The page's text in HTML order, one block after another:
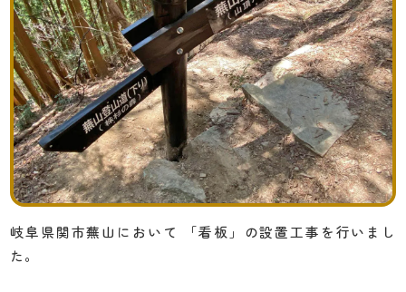
岐阜県関市蕪山において
「看板」の設置工事を行いまし
た。